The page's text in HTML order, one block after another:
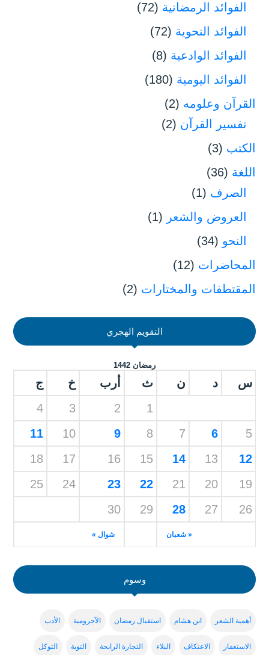
الفوائد الرمضانية (72)
الفوائد النحوية (72)
الفوائد الوادعية (8)
الفوائد اليومية (180)
القرآن وعلومه (2)
تفسير القرآن (2)
الكتب (3)
اللغة (36)
الصرف (1)
العروض والشعر (1)
النحو (34)
المحاضرات (12)
المقتطفات والمختارات (2)
التقويم الهجري
رمضان 1442
س د ن ث أرب خ ج
« شعبان شوال »
1
2
3
4
5
6
7
8
9
10
11
12
13
14
15
16
17
18
19
20
21
22
23
24
25
26
27
28
29
30
وسوم
أهمية الشعر ابن هشام استقبال رمضان الآجرومية الأدب
الاستغفار الاعتكاف البلاء التجارة الرابحة التوبة التوكل